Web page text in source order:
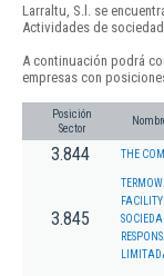
Larraltu, S.l. se
Actividades de
A continuación podrá
empresas con
Posición
Sector
3.844 THE
3.845
FACILITY